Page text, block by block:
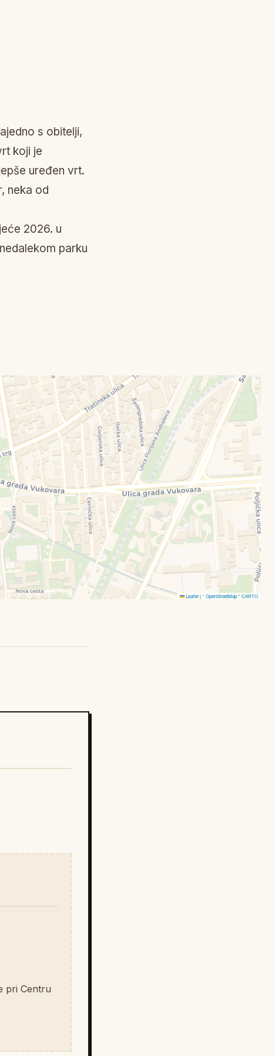
s obitelji,
koji je
uređen vrt.
neka od
2026. u
parku
Leaflet|©OpenStreetMap©CARTO
pri Centru